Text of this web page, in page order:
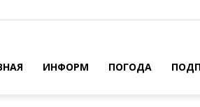
ИНФОРМ ПОГОДА